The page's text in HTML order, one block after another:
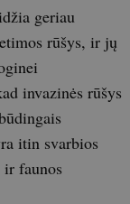
geriau
rūšys, ir jų
invazinės rūšys
itin svarbios
ir faunos